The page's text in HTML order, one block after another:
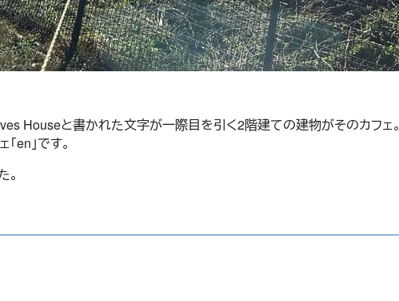
Houseと書かれた文字が一際目を引く2階建ての建物がそのカフェ。
en」です。